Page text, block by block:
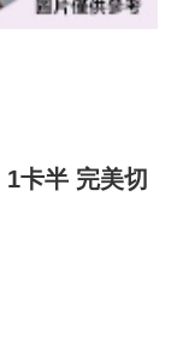
卡半 完美切